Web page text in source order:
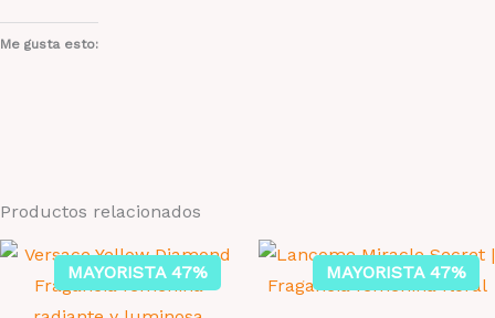
Me gusta esto:
Productos relacionados
MAYORISTA 47% MAYORISTA 47%